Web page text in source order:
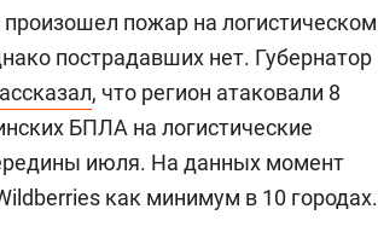
пожар на логистическом
пострадавших нет. Губернатор
, что регион атаковали 8
БПЛА на логистические
июля. На данных момент
как минимум в 10 городах.